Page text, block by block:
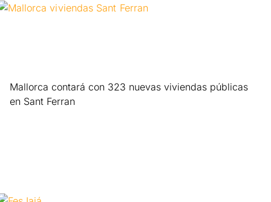
Mallorca contará con 323 nuevas viviendas públicas
en Sant Ferran